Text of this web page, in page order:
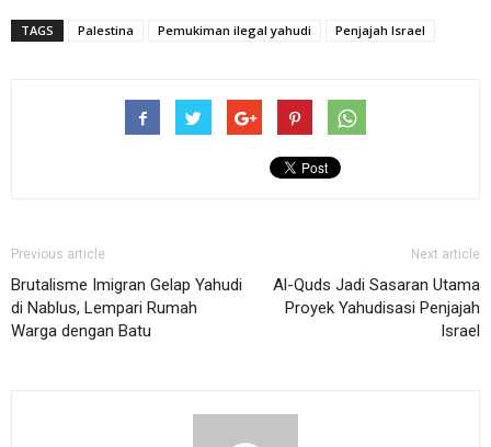
TAGS Palestina Pemukiman ilegal yahudi Penjajah Israel
Previous article
Brutalisme Imigran Gelap Yahudi
di Nablus, Lempari Rumah
Warga dengan Batu
Next article
Al-Quds Jadi Sasaran Utama
Proyek Yahudisasi Penjajah
Israel